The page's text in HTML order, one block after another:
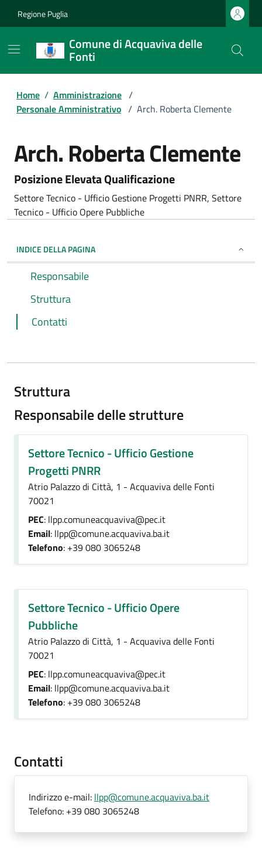
Regione Puglia
Comune di Acquaviva delle
Fonti
Home / Amministrazione /
Personale Amministrativo / Arch. Roberta Clemente
Arch. Roberta Clemente
Posizione Elevata Qualificazione
Settore Tecnico - Ufficio Gestione Progetti PNRR, Settore
Tecnico - Ufficio Opere Pubbliche
INDICE DELLA PAGINA
Responsabile
Struttura
Contatti
Struttura
Responsabile delle strutture
Settore Tecnico - Ufficio Gestione
Progetti PNRR
Atrio Palazzo di Città, 1 - Acquaviva delle Fonti
70021
PEC: llpp.comuneacquaviva@pec.it
Email: llpp@comune.acquaviva.ba.it
Telefono: +39 080 3065248
Settore Tecnico - Ufficio Opere
Pubbliche
Atrio Palazzo di Città, 1 - Acquaviva delle Fonti
70021
PEC: llpp.comuneacquaviva@pec.it
Email: llpp@comune.acquaviva.ba.it
Telefono: +39 080 3065248
Contatti
Indirizzo e-mail: llpp@comune.acquaviva.ba.it
Telefono: +39 080 3065248